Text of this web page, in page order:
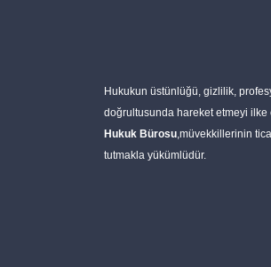
Hukukun üstünlüğü, gizlilik,
doğrultusunda hareket etmeyi ilke
Hukuk Bürosu ,müvekkillerinin
tutmakla yükümlüdür.